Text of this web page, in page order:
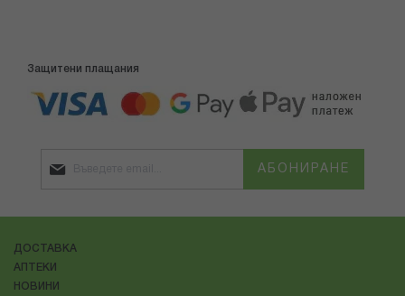
Защитени плащания
АБОНИРАНЕ
ДОСТАВКА
АПТЕКИ
НОВИНИ